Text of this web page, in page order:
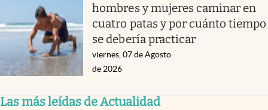
hombres y mujeres caminar en
cuatro patas y por cuánto tiempo
se debería practicar
viernes, 07 de Agosto
de 2026
Las más leídas de Actualidad